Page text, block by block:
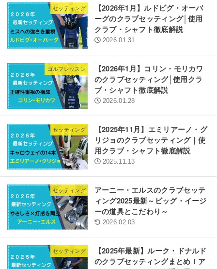
セッティング
【2026年1月】ルドビグ・オーバ
ーグのクラブセッティング│使用
クラブ・シャフト徹底解説
2026.01.31
ゴルフレッスン
【2026年1月】コリン・モリカワ
のクラブセッティング│使用クラ
ブ・シャフト徹底解説
2026.01.28
セッティング
【2025年11月】エミリアーノ・グ
リジョのクラブセッティング｜使
用クラブ・シャフト徹底解説
2025.11.13
セッティング
アーニー・エルスのクラブセッテ
ィング2025最新～ビッグ・イージ
ーの道具とこだわり～
2026.02.03
セッティング
【2025年最新】ルーク・ドナルド
のクラブセッティングまとめ！ア